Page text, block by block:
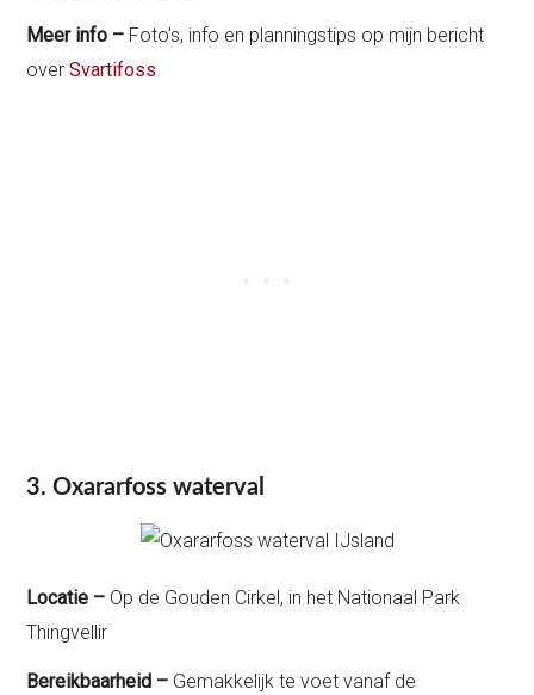
Meer info – Foto’s, info en planningstips op mijn bericht
overSvartifoss
3. Oxararfoss waterval
Locatie – Op de Gouden Cirkel, in het Nationaal Park
Thingvellir
Bereikbaarheid – Gemakkelijk te voet vanaf de